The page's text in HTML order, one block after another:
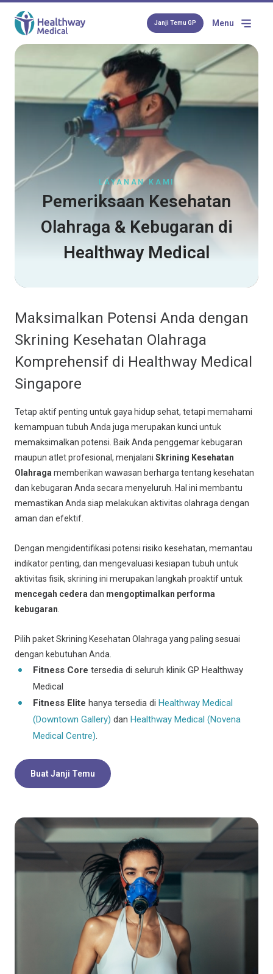
Janji Temu GP Menu
LAYANAN KAMI
Pemeriksaan Kesehatan
Olahraga & Kebugaran di
Healthway Medical
Maksimalkan Potensi Anda dengan
Skrining Kesehatan Olahraga
Komprehensif di Healthway Medical
Singapore
Tetap aktif penting untuk gaya hidup sehat, tetapi memahami
kemampuan tubuh Anda juga merupakan kunci untuk
memaksimalkan potensi. Baik Anda penggemar kebugaran
maupun atlet profesional, menjalani Skrining Kesehatan
Olahraga memberikan wawasan berharga tentang kesehatan
dan kebugaran Anda secara menyeluruh. Hal ini membantu
memastikan Anda siap melakukan aktivitas olahraga dengan
aman dan efektif.
Dengan mengidentifikasi potensi risiko kesehatan, memantau
indikator penting, dan mengevaluasi kesiapan tubuh untuk
aktivitas fisik, skrining ini merupakan langkah proaktif untuk
mencegah cedera dan mengoptimalkan performa
kebugaran
Pilih paket Skrining Kesehatan Olahraga yang paling sesuai
dengan kebutuhan Anda.
Fitness Core tersedia di seluruh klinik GP Healthway
Medical
Fitness Elite hanya tersedia di Healthway Medical
(Downtown Gallery) dan Healthway Medical (Novena
Medical Centre).
Buat Janji Temu